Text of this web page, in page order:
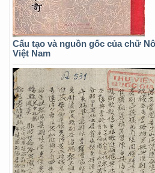
Cấu tạo và nguồn gốc của chữ
Việt Nam